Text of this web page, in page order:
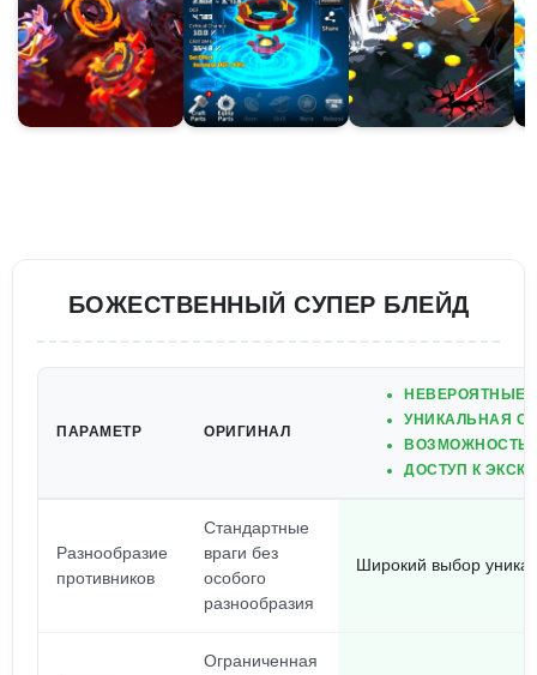
БОЖЕСТВЕННЫЙ СУПЕР БЛЕЙД
ПАРАМЕТР ОРИГИНАЛ
НЕВЕРОЯТНЫЕ
УНИКАЛЬНАЯ
ВОЗМОЖНОСТЬ
ДОСТУП К
Разнообразие
противников
Стандартные
враги без
особого
разнообразия
Широкий выбор
Ограниченная